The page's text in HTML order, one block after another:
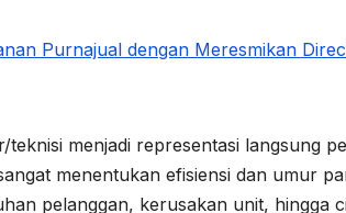
Purnajual dengan Meresmikan
menjadi representasi langsung
menentukan efisiensi dan umur
pelanggan, kerusakan unit, hingga